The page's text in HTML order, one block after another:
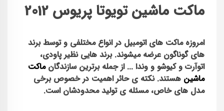
ماکت ماشین تویوتا پریوس 2012
امروزهماکت های اتومبیل در انواع مختلفی و توسط برند
های گوناگون عرضه میشوند. برند هایی نظیرپاودی،
اتوآرت و کیوشو و وندا ... از جمله برترین سازندگانماکت
ماشین هستند. نکته ی حائر اهمیت در خصوص برخی
مدل های خاص، مسئله ی تولید محدودشان است.